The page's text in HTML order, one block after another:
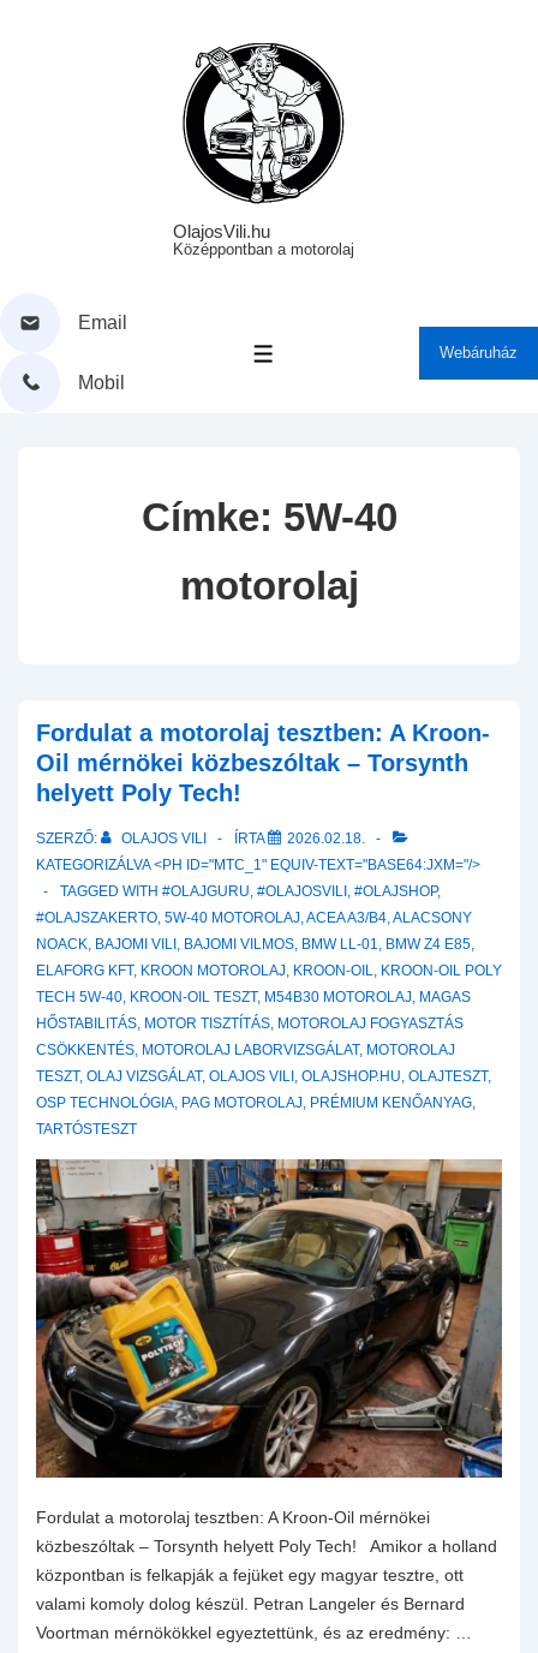
OlajosVili.hu
Középpontban a motorolaj
Email
Mobil
MENÜ Webáruház
Címke: 5W-40
motorolaj
Fordulat a motorolaj tesztben: A Kroon-
Oil mérnökei közbeszóltak – Torsynth
helyett Poly Tech!
SZERZŐ: OLAJOS VILI ÍRTA
2026.02.18.
KATEGORIZÁLVA <PH ID="MTC_1" EQUIV-TEXT="BASE64:JXM="/>
TAGGED WITH #OLAJGURU, #OLAJOSVILI , #OLAJSHOP,
#OLAJSZAKERTO, 5W-40 MOTOROLAJ,ACEA A3/B4,ALACSONY
NOACK, BAJOMI VILI , BAJOMI VILMOS, BMW LL-01, BMW Z4 E85,
ELAFORG KFT, KROON MOTOROLAJ, KROON-OIL, KROON-OIL POLY
TECH 5W-40, KROON-OIL TESZT, M54B30 MOTOROLAJ, MAGAS
HŐSTABILITÁS, MOTOR TISZTÍTÁS, MOTOROLAJ FOGYASZTÁS
CSÖKKENTÉS, MOTOROLAJ LABORVIZSGÁLAT, MOTOROLAJ
TESZT, OLAJ VIZSGÁLAT, OLAJOS VILI , OLAJSHOP.HU, OLAJTESZT,
OSP TECHNOLÓGIA, PAG MOTOROLAJ, PRÉMIUM KENŐANYAG,
TARTÓSTESZT
Fordulat a motorolaj tesztben: A Kroon-Oil mérnökei
közbeszóltak – Torsynth helyett Poly Tech! Amikor a holland
központban is felkapják a fejüket egy magyar tesztre, ott
valami komoly dolog készül. Petran Langeler és Bernard
Voortman mérnökökkel egyeztettünk, és az eredmény: …